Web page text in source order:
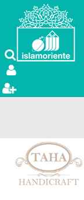
Skip to main content